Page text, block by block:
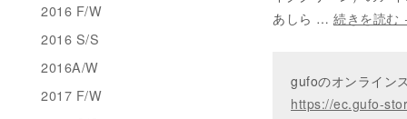
あしら … 続きを読む
gufoのオンライン
https://ec.gufo-
2016 F/W
2016 S/S
2016A/W
2017 F/W